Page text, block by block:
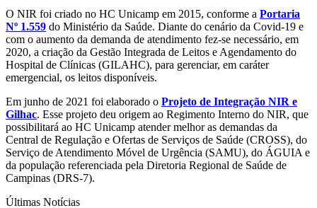
O NIR foi criado no HC Unicamp em 2015, conforme a Portaria
Nº 1.559 do Ministério da Saúde. Diante do cenário da Covid-19 e
com o aumento da demanda de atendimento fez-se necessário, em
2020, a criação da Gestão Integrada de Leitos e Agendamento do
Hospital de Clínicas (GILAHC), para gerenciar, em caráter
emergencial, os leitos disponíveis.
Em junho de 2021 foi elaborado o Projeto de Integração NIR e
Gilhac. Esse projeto deu origem ao Regimento Interno do NIR, que
possibilitará ao HC Unicamp atender melhor as demandas da
Central de Regulação e Ofertas de Serviços de Saúde (CROSS), do
Serviço de Atendimento Móvel de Urgência (SAMU), do ÁGUIA e
da população referenciada pela Diretoria Regional de Saúde de
Campinas (DRS-7).
Últimas Notícias